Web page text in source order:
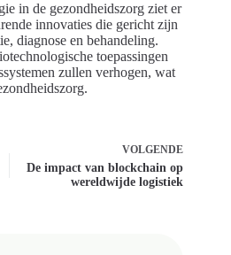
in de gezondheidszorg ziet er
innovaties die gericht zijn
diagnose en behandeling.
toepassingen
zullen verhogen, wat
VOLGENDE
De impact van blockchain op
wereldwijde logistiek